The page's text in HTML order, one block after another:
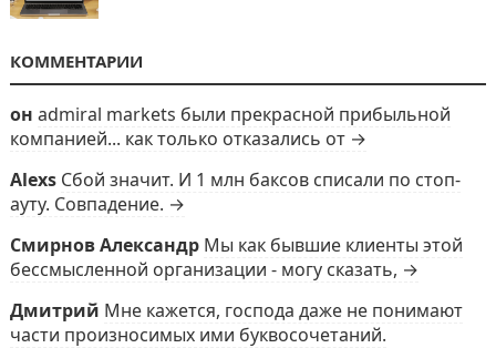
КОММЕНТАРИИ
он admiral markets были прекрасной прибыльной
компанией... как только отказались от →
Alexs Сбой значит. И 1 млн баксов списали по стоп-
ауту. Совпадение. →
Смирнов Александр Мы как бывшие клиенты этой
бессмысленной организации - могу сказать, →
Дмитрий Мне кажется, господа даже не понимают
части произносимых ими буквосочетаний.